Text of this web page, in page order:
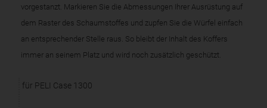
vorgestanzt. Markieren Sie die Abmessungen Ihrer Ausrüstung auf
dem Raster des Schaumstoffes und zupfen Sie die Würfel einfach
an entsprechender Stelle raus. So bleibt der Inhalt des Koffers
immer an seinem Platz und wird noch zusätzlich geschützt.
für PELI Case 1300